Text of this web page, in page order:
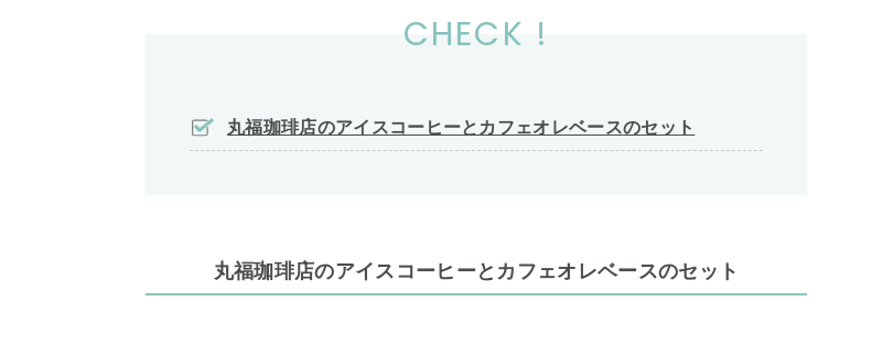
CHECK !
丸福珈琲店のアイスコーヒーとカフェオレベースのセット
丸福珈琲店のアイスコーヒーとカフェオレベースのセット